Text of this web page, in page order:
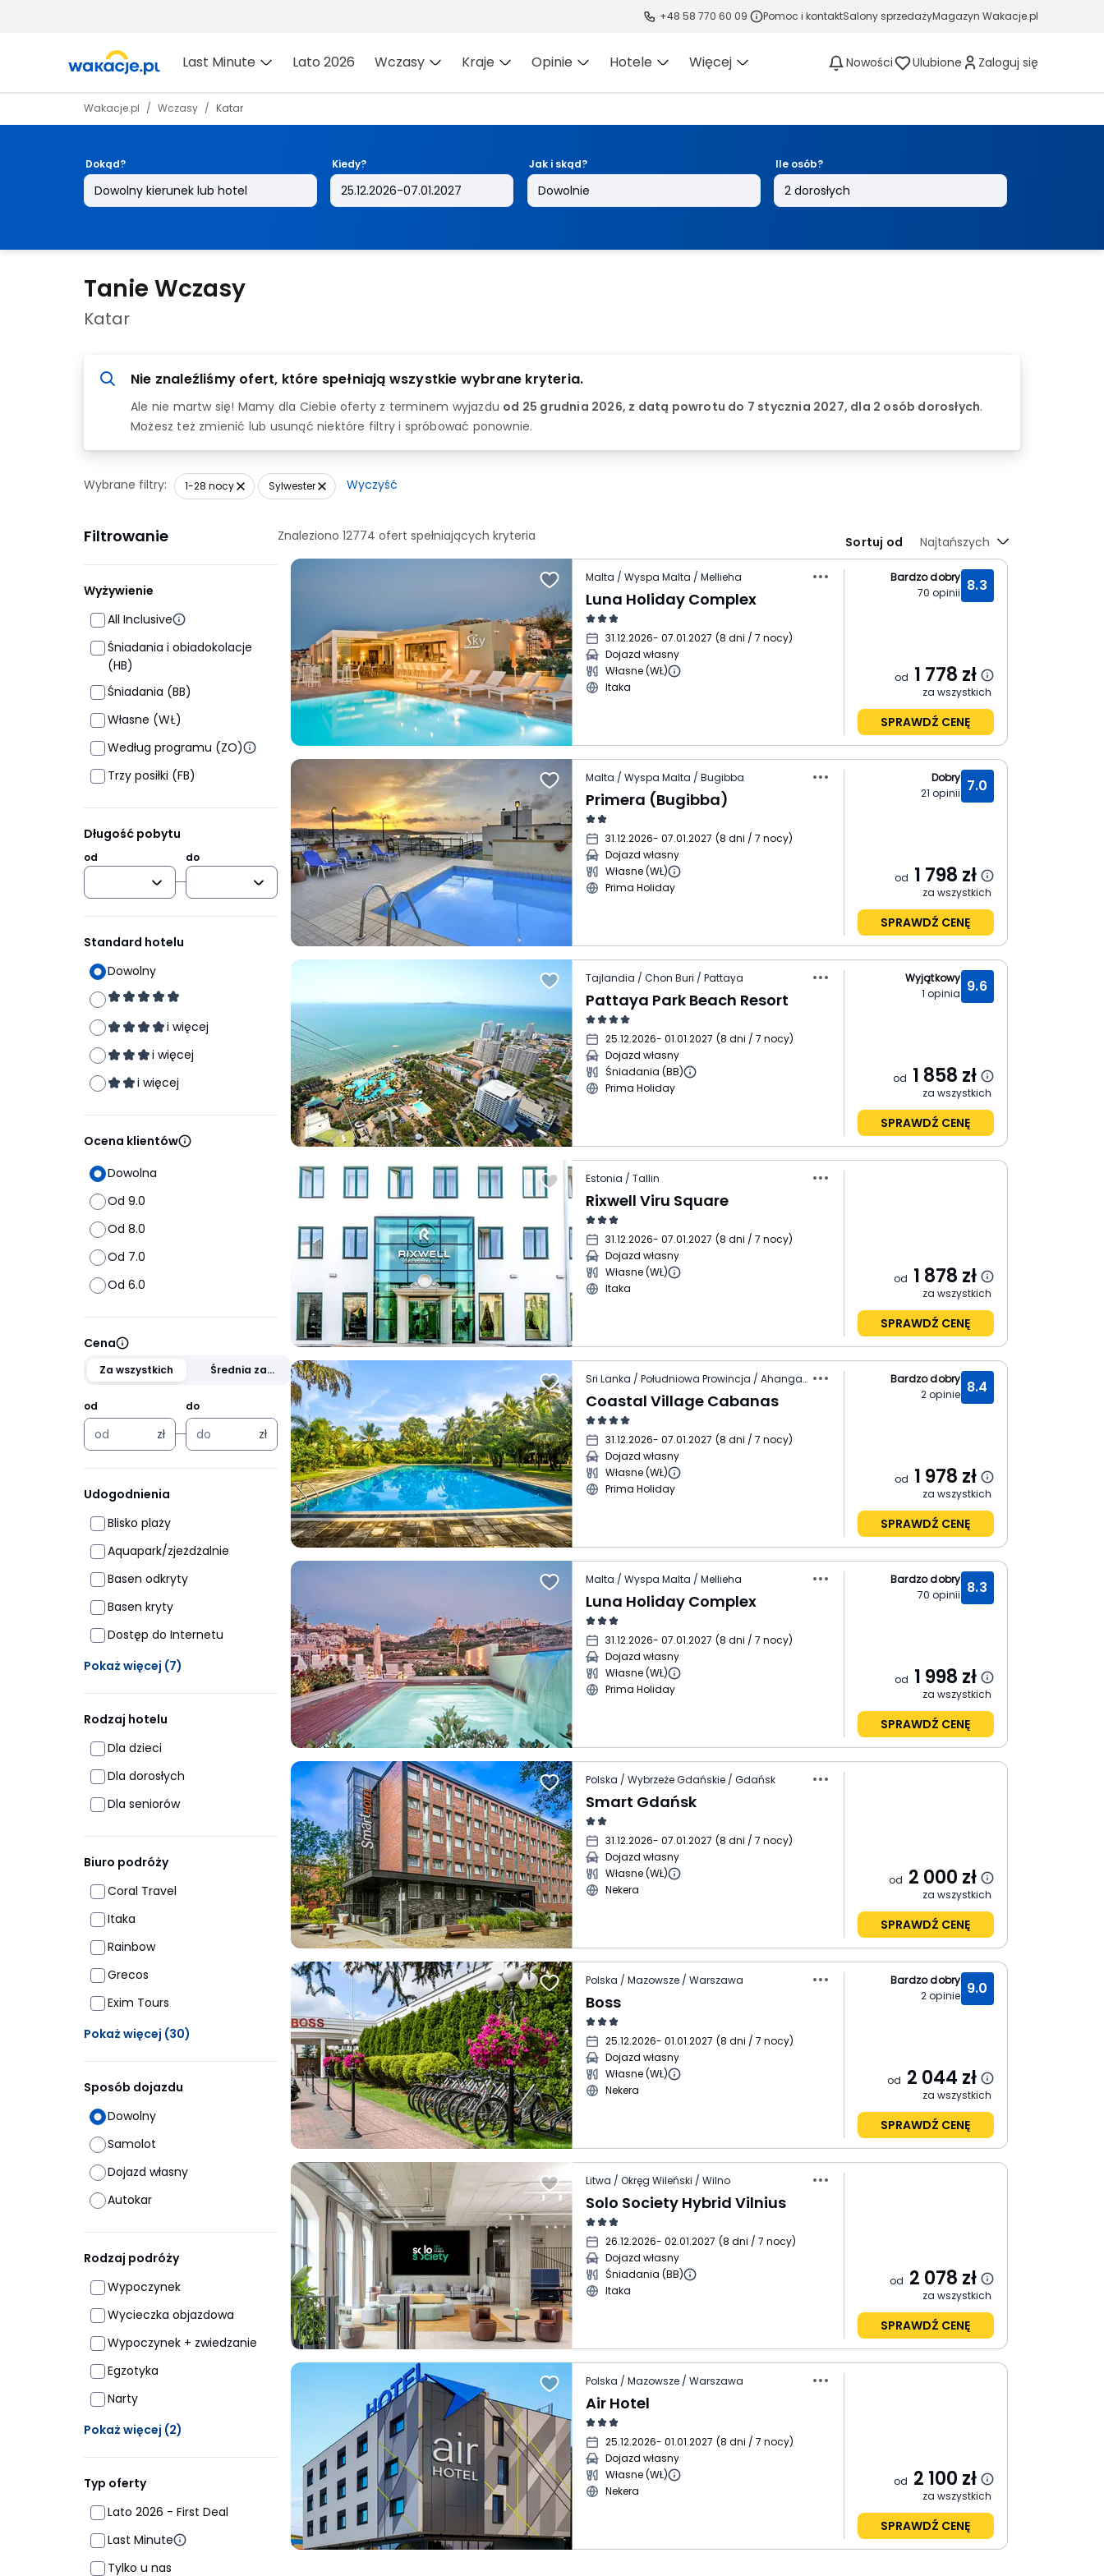
+48 58 770 60 09 Pomoc i kontaktSalony sprzedażyMagazyn Wakacje.pl
Last Minute Lato 2026 Wczasy Kraje Opinie Hotele Więcej Nowości Ulubione Zaloguj się
Wakacje.pl Wczasy Katar
Dokąd? Kiedy? Jak i skąd? Ile osób?
Tanie Wczasy
Katar
Nie znaleźliśmy ofert, które spełniają wszystkie wybrane kryteria.
Ale nie martw się! Mamy dla Ciebie oferty z terminem wyjazdu od 25 grudnia 2026, z datą powrotu do 7 stycznia 2027, dla 2 osób dorosłych.
Możesz też zmienić lub usunąć niektóre filtry i spróbować ponownie.
Wybrane filtry: 1-28 nocy Sylwester Wyczyść
Filtrowanie
Wyżywienie
All Inclusive
Śniadania i obiadokolacje
(HB)
Śniadania (BB)
Własne (WŁ)
Według programu (ZO)
Trzy posiłki (FB)
Długość pobytu
od do
Standard hotelu
Dowolny
i więcej
i więcej
i więcej
Ocena klientów
Dowolna
Od 9.0
Od 8.0
Od 7.0
Od 6.0
Cena
Za wszystkich
Średnia za
od
zł
do
zł
Udogodnienia
Blisko plaży
Aquapark/zjeżdżalnie
Basen odkryty
Basen kryty
Dostęp do Internetu
Pokaż więcej (7)
Rodzaj hotelu
Dla dzieci
Dla dorosłych
Dla seniorów
Biuro podróży
Coral Travel
Itaka
Rainbow
Grecos
Exim Tours
Pokaż więcej (30)
Sposób dojazdu
Dowolny
Samolot
Dojazd własny
Autokar
Rodzaj podróży
Wypoczynek
Wycieczka objazdowa
Wypoczynek + zwiedzanie
Egzotyka
Narty
Pokaż więcej (2)
Typ oferty
Lato 2026 - First Deal
Last Minute
Tylko u nas
Znaleziono 12774 ofert spełniających kryteria Sortuj od Najtańszych
Malta / Wyspa Malta / Mellieha
Luna Holiday Complex
31.12.2026- 07.01.2027 (8 dni / 7 nocy)
Dojazd własny
Własne (WŁ)
Itaka
8.3
Bardzo dobry
70 opinii
od 1 778 zł
za wszystkich
SPRAWDŹ CENĘ
Malta / Wyspa Malta / Bugibba
Primera (Bugibba)
31.12.2026- 07.01.2027 (8 dni / 7 nocy)
Dojazd własny
Własne (WŁ)
Prima Holiday
7.0
Dobry
21 opinii
od 1 798 zł
za wszystkich
SPRAWDŹ CENĘ
Tajlandia / Chon Buri / Pattaya
Pattaya Park Beach Resort
25.12.2026- 01.01.2027 (8 dni / 7 nocy)
Dojazd własny
Śniadania (BB)
Prima Holiday
9.6
Wyjątkowy
1 opinia
od 1 858 zł
za wszystkich
SPRAWDŹ CENĘ
Estonia / Tallin
Rixwell Viru Square
31.12.2026- 07.01.2027 (8 dni / 7 nocy)
Dojazd własny
Własne (WŁ)
Itaka
od 1 878 zł
za wszystkich
SPRAWDŹ CENĘ
Sri Lanka / Południowa Prowincja / Ahangama
Coastal Village Cabanas
31.12.2026- 07.01.2027 (8 dni / 7 nocy)
Dojazd własny
Własne (WŁ)
Prima Holiday
8.4
Bardzo dobry
2opinie
od 1 978 zł
za wszystkich
SPRAWDŹ CENĘ
Malta / Wyspa Malta / Mellieha
Luna Holiday Complex
31.12.2026- 07.01.2027 (8 dni / 7 nocy)
Dojazd własny
Własne (WŁ)
Prima Holiday
8.3
Bardzo dobry
70 opinii
od 1 998 zł
za wszystkich
SPRAWDŹ CENĘ
Polska / Wybrzeże Gdańskie / Gdańsk
Smart Gdańsk
31.12.2026- 07.01.2027 (8 dni / 7 nocy)
Dojazd własny
Własne (WŁ)
Nekera
od 2 000 zł
za wszystkich
SPRAWDŹ CENĘ
Polska / Mazowsze / Warszawa
Boss
25.12.2026- 01.01.2027 (8 dni / 7 nocy)
Dojazd własny
Własne (WŁ)
Nekera
9.0
Bardzo dobry
2opinie
od 2 044 zł
za wszystkich
SPRAWDŹ CENĘ
Litwa / Okręg Wileński / Wilno
Solo Society Hybrid Vilnius
26.12.2026- 02.01.2027 (8 dni / 7 nocy)
Dojazd własny
Śniadania (BB)
Itaka
od 2 078 zł
za wszystkich
SPRAWDŹ CENĘ
Polska / Mazowsze / Warszawa
Air Hotel
25.12.2026- 01.01.2027 (8 dni / 7 nocy)
Dojazd własny
Własne (WŁ)
Nekera
od 2 100 zł
za wszystkich
SPRAWDŹ CENĘ